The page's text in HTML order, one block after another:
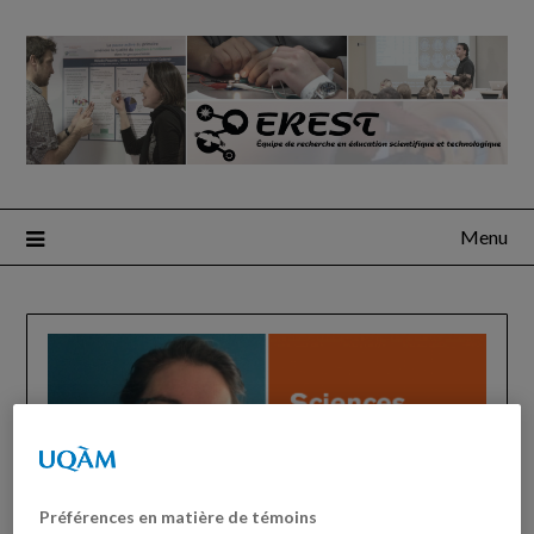
Menu
Préférences en matière de témoins